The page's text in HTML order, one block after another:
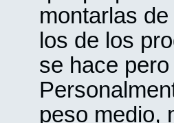
montarlas
los de los
se hace
peso medio,